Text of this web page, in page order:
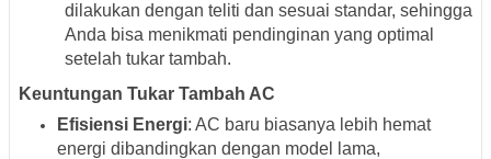
dilakukan dengan teliti dan sesuai standar, sehingga
Anda bisa menikmati pendinginan yang optimal
setelah tukar tambah.
Keuntungan Tukar Tambah AC
Efisiensi Energi: AC baru biasanya lebih hemat
energi dibandingkan dengan model lama,